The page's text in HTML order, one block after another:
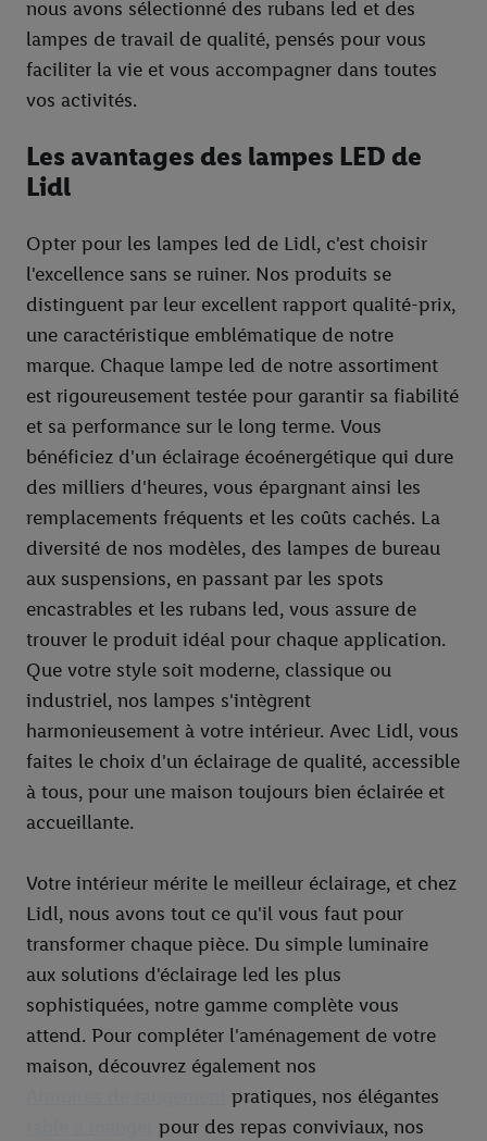
nous avons sélectionné des rubans led et des
lampes de travail de qualité, pensés pour vous
faciliter la vie et vous accompagner dans toutes
vos activités.
Les avantages des lampes LED de
Lidl
Opter pour les lampes led de Lidl, c'est choisir
l'excellence sans se ruiner. Nos produits se
distinguent par leur excellent rapport qualité-prix,
une caractéristique emblématique de notre
marque. Chaque lampe led de notre assortiment
est rigoureusement testée pour garantir sa fiabilité
et sa performance sur le long terme. Vous
bénéficiez d'un éclairage écoénergétique qui dure
des milliers d'heures, vous épargnant ainsi les
remplacements fréquents et les coûts cachés. La
diversité de nos modèles, des lampes de bureau
aux suspensions, en passant par les spots
encastrables et les rubans led, vous assure de
trouver le produit idéal pour chaque application.
Que votre style soit moderne, classique ou
industriel, nos lampes s'intègrent
harmonieusement à votre intérieur. Avec Lidl, vous
faites le choix d'un éclairage de qualité, accessible
à tous, pour une maison toujours bien éclairée et
accueillante.
Votre intérieur mérite le meilleur éclairage, et chez
Lidl, nous avons tout ce qu'il vous faut pour
transformer chaque pièce. Du simple luminaire
aux solutions d'éclairage led les plus
sophistiquées, notre gamme complète vous
attend. Pour compléter l'aménagement de votre
maison, découvrez également nos
pratiques, nos élégantes
pour des repas conviviaux, nos